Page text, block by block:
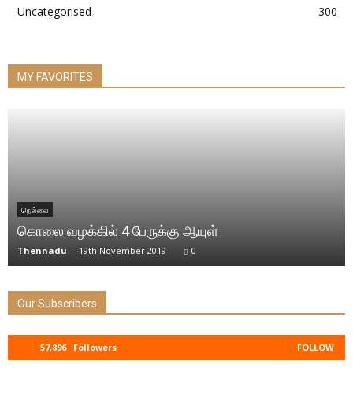
Uncategorised
300
MY FAVORITES
நெல்லை
கொலை வழக்கில் 4 பேருக்கு ஆயுள்
Thennadu - 19th November 2019 0
Our Subscribers
57,896 Followers FOLLOW